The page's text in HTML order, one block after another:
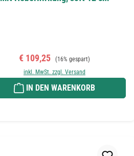
Verkaufspreis:
€ 109,25 Regulärer Preis:
(16% gespart)
inkl. MwSt. zzgl. Versand
IN DEN WARENKORB